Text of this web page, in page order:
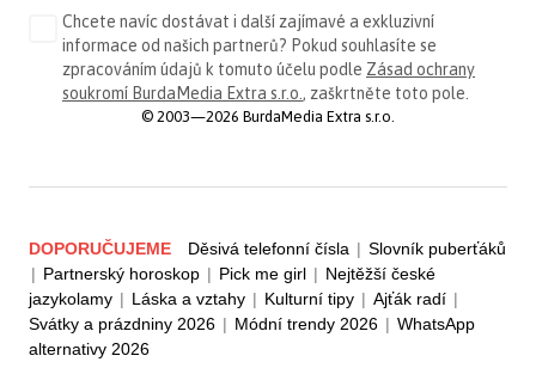
Chcete navíc dostávat i další zajímavé a exkluzivní
informace od našich partnerů? Pokud souhlasíte se
zpracováním údajů k tomuto účelu podle Zásad ochrany
soukromí BurdaMedia Extra s.r.o. , zaškrtněte toto pole.
© 2003—2026 BurdaMedia Extra s.r.o.
DOPORUČUJEME Děsivá telefonní čísla | Slovník puberťáků
| Partnerský horoskop | Pick me girl | Nejtěžší české
jazykolamy | Láska a vztahy | Kulturní tipy | Ajťák radí |
Svátky a prázdniny 2026 | Módní trendy 2026 | WhatsApp
alternativy 2026